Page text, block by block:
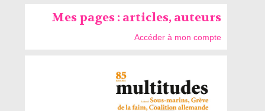
Mes pages : articles, auteurs
Accéder à mon compte